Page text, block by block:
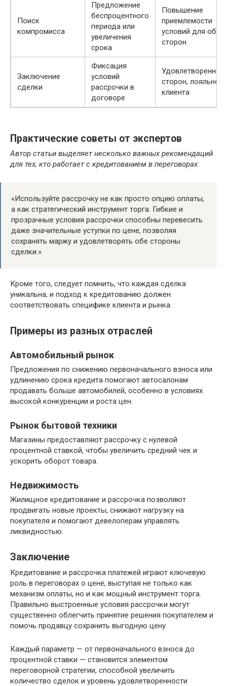
Поиск
компромисса
Предложение
беспроцентного
периода или
увеличения
срока
Повышение
приемлемости
условий для
сторон
Заключение
сделки
Фиксация
условий
рассрочки в
договоре
сторон,
клиента
Практические советы от экспертов
Автор статьи выделяет несколько важных рекомендаций
для тех, кто работает с кредитованием в переговорах:
«Используйте рассрочку не как просто опцию оплаты,
а как стратегический инструмент торга. Гибкие и
прозрачные условия рассрочки способны перевесить
даже значительные уступки по цене, позволяя
сохранять маржу и удовлетворять обе стороны
сделки.»
Кроме того, следует помнить, что каждая сделка
уникальна, и подход к кредитованию должен
соответствовать специфике клиента и рынка.
Примеры из разных отраслей
Автомобильный рынок
Предложения по снижению первоначального взноса или
удлинению срока кредита помогают автосалонам
продавать больше автомобилей, особенно в условиях
высокой конкуренции и роста цен.
Рынок бытовой техники
Магазины предоставляют рассрочку с нулевой
процентной ставкой, чтобы увеличить средний чек и
ускорить оборот товара.
Недвижимость
Жилищное кредитование и рассрочка позволяют
продвигать новые проекты, снижают нагрузку на
покупателя и помогают девелоперам управлять
ликвидностью.
Заключение
Кредитование и рассрочка платежей играют ключевую
роль в переговорах о цене, выступая не только как
механизм оплаты, но и как мощный инструмент торга.
Правильно выстроенные условия рассрочки могут
существенно облегчить принятие решения покупателем и
помочь продавцу сохранить выгодную цену.
Каждый параметр — от первоначального взноса до
процентной ставки — становится элементом
переговорной стратегии, способной увеличить
количество сделок и уровень удовлетворенности